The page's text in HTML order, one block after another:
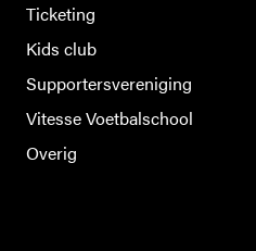
Ticketing
Kids club
Supportersvereniging
Vitesse Voetbalschool
Overig